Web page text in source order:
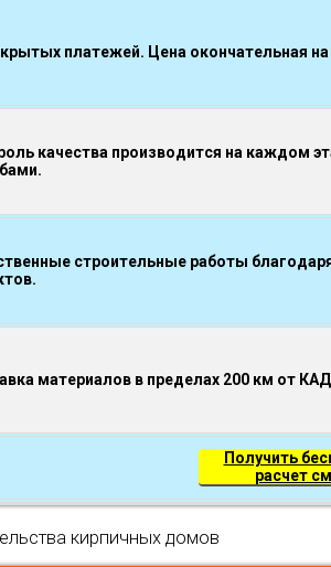
платежей. Цена окончательная
качества производится на каждом
строительные работы
материалов в пределах 200 км от
Получить
расчет
кирпичных домов